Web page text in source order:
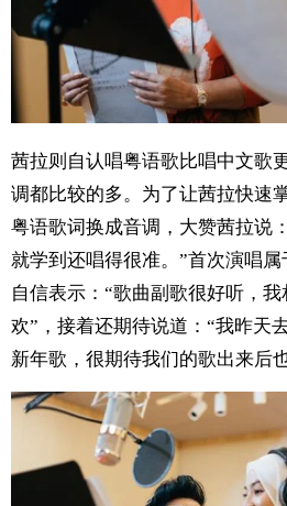
茜拉则自认唱粤语歌比唱中文歌
调都比较的多。为了让茜拉快速
粤语歌词换成音调，大赞茜拉说
就学到还唱得很准。”首次演唱
自信表示：“歌曲副歌很好听，
欢”，接着还期待说道：“我昨天
新年歌，很期待我们的歌出来后